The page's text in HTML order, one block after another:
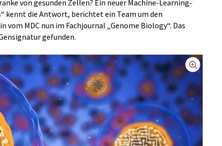
von gesunden Zellen? Ein neuer Machine-Learning-
kennt die Antwort, berichtet ein Team um den
MDC nun im Fachjournal „Genome Biology“. Das
gefunden.